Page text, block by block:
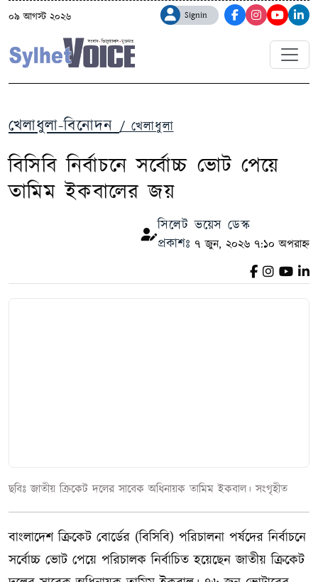
০৯ আগস্ট ২০২৬ Signin
খেলাধুলা-বিনোদন / খেলাধুলা
বিসিবি নির্বাচনে সর্বোচ্চ ভোট পেয়ে
তামিম ইকবালের জয়
সিলেট ভয়েস ডেস্ক
প্রকাশঃ ৭ জুন, ২০২৬ ৭:১০ অপরাহ্ন
ছবিঃ জাতীয় ক্রিকেট দলের সাবেক অধিনায়ক তামিম ইকবাল। সংগৃহীত
বাংলাদেশ ক্রিকেট বোর্ডের (বিসিবি) পরিচালনা পর্ষদের নির্বাচনে
সর্বোচ্চ ভোট পেয়ে পরিচালক নির্বাচিত হয়েছেন জাতীয় ক্রিকেট